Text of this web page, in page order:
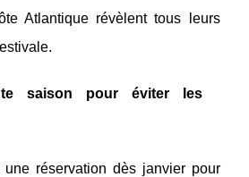
Atlantique révèlent tous leurs
saison pour éviter les
réservation dès janvier pour